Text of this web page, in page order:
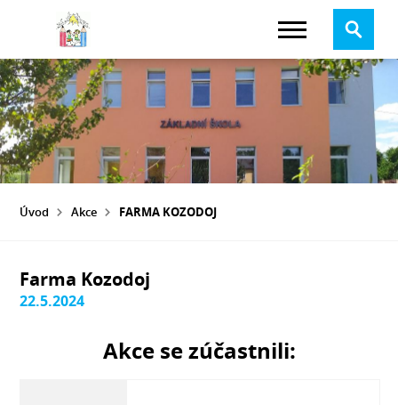
Úvod Akce FARMA KOZODOJ
Farma Kozodoj
22.5.2024
Akce se zúčastnili: